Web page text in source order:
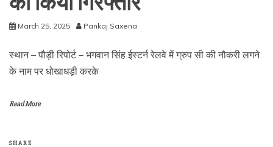
March 25, 2025 Pankaj Saxena
स्थान – पौड़ी रिपोर्ट – भगवान सिंह ईस्टर्न रेलवे में ग्रुप सी की नौकरी लगने
के नाम पर धोखाधड़ी करके
Read More
SHARE